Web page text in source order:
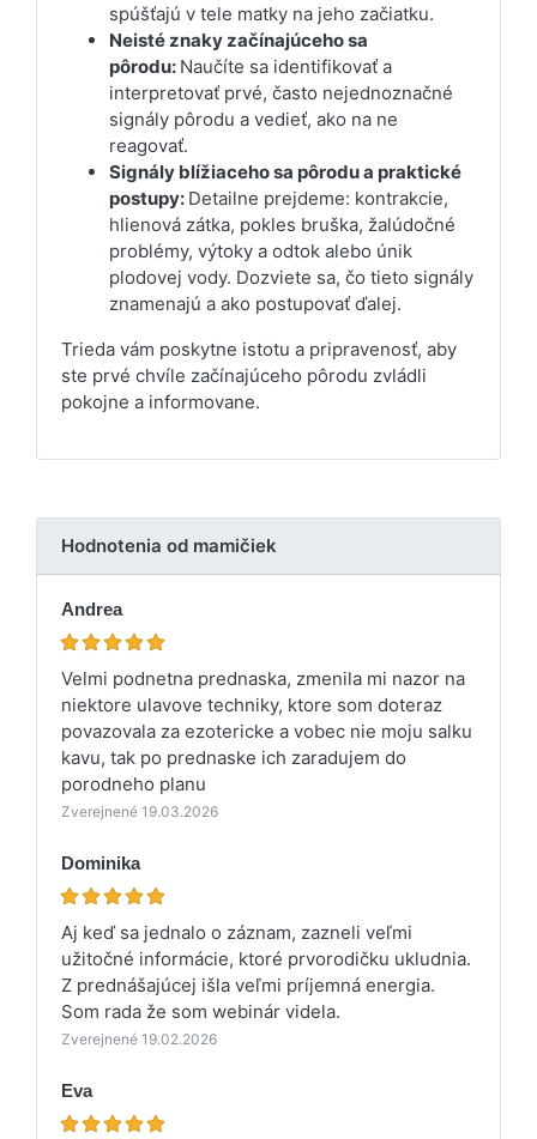
spúšťajú v tele matky na jeho začiatku.
Neisté znaky začínajúceho sa
pôrodu: Naučíte sa identifikovať a
interpretovať prvé, často nejednoznačné
signály pôrodu a vedieť, ako na ne
reagovať.
Signály blížiaceho sa pôrodu a praktické
postupy: Detailne prejdeme: kontrakcie,
hlienová zátka, pokles bruška, žalúdočné
problémy, výtoky a odtok alebo únik
plodovej vody. Dozviete sa, čo tieto signály
znamenajú a ako postupovať ďalej.
Trieda vám poskytne istotu a pripravenosť, aby
ste prvé chvíle začínajúceho pôrodu zvládli
pokojne a informovane.
Hodnotenia od mamičiek
Andrea
Velmi podnetna prednaska, zmenila mi nazor na
niektore ulavove techniky, ktore som doteraz
povazovala za ezotericke a vobec nie moju salku
kavu, tak po prednaske ich zaradujem do
porodneho planu
Zverejnené 19.03.2026
Dominika
Aj keď sa jednalo o záznam, zazneli veľmi
užitočné informácie, ktoré prvorodičku ukludnia.
Z prednášajúcej išla veľmi príjemná energia.
Som rada že som webinár videla.
Zverejnené 19.02.2026
Eva